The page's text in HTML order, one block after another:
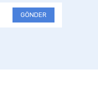
GÖNDER